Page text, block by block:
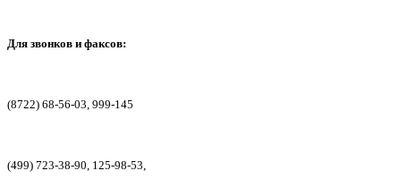
Для звонков и факсов:
(8722) 68-56-03, 999-145
(499) 723-38-90, 125-98-53,